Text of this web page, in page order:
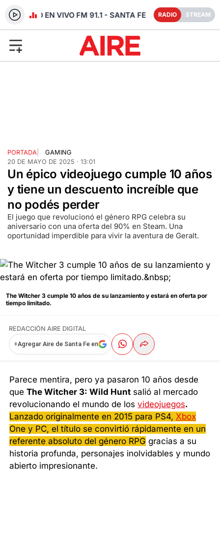
RADIO EN VIVO FM 91.1 - SANTA FE RADIO STREAM
PORTADA
GAMING
20 DE MAYO DE 2025 · 13:01
Un épico videojuego cumple 10 años
y tiene un descuento increíble que
no podés perder
El juego que revolucionó el género RPG celebra su
aniversario con una oferta del 90% en Steam. Una
oportunidad imperdible para vivir la aventura de Geralt.
The Witcher 3 cumple 10 años de su lanzamiento y estará en oferta por
tiempo limitado.
REDACCIÓN AIRE DIGITAL
+Agregar Aire de Santa Fe en
Parece mentira, pero ya pasaron 10 años desde
queThe Witcher 3: Wild Hunt salió al mercado
revolucionando el mundo de losvideojuegos.
Lanzado originalmente en 2015 para PS4,Xbox
One y PC, el título se convirtió rápidamente en un
referente absoluto del género RPG gracias a su
historia profunda, personajes inolvidables y mundo
abierto impresionante.